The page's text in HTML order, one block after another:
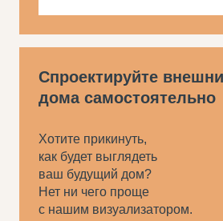
Спроектируйте
дома самостоятельно
Хотите прикинуть,
как будет выглядеть
ваш будущий дом?
Нет ни чего проще
с нашим визуализатором.